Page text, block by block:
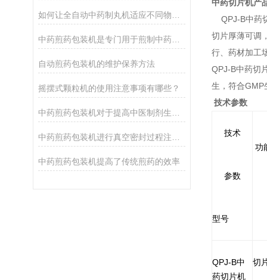
自动煎药包装机的维护保养方法
摇摆式颗粒机的使用注意事项有哪些？
中药煎药包装机提高了传统煎药的效率
中药切片机产
QPJ-B中药
切片厚薄可调
行、药材加工
QPJ-B中药切
生，符合GMP
技术参数
技术
参数
型号
功
QPJ-B中
药切片机
切